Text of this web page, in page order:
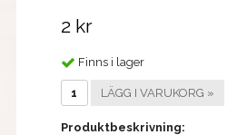
2 kr
Finns i lager
LÄGG I VARUKORG »
Produktbeskrivning: